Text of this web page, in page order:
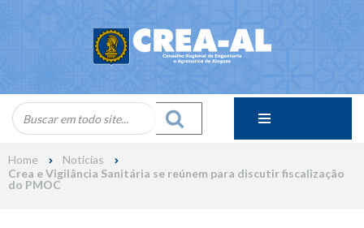
Home
Notícias
Crea e Vigilância Sanitária se reúnem para discutir fiscalização
do PMOC